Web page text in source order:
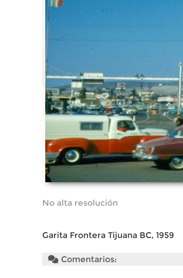
No alta resolución
Garita Frontera Tijuana BC, 1959
Comentarios: